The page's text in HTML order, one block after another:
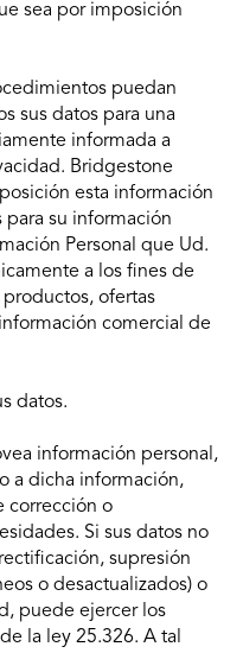
sea por imposición
puedan
sus datos para una
informada a
Bridgestone
esta información
para su información
Personal que Ud.
a los fines de
ofertas
comercial de
datos.
información personal,
a dicha información,
corrección o
Si sus datos no
supresión
o desactualizados) o
puede ejercer los
la ley 25.326. A tal